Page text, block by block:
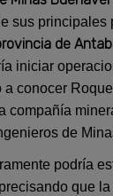
sus principales
de
iniciar
a conocer
compañía
de
podría
que